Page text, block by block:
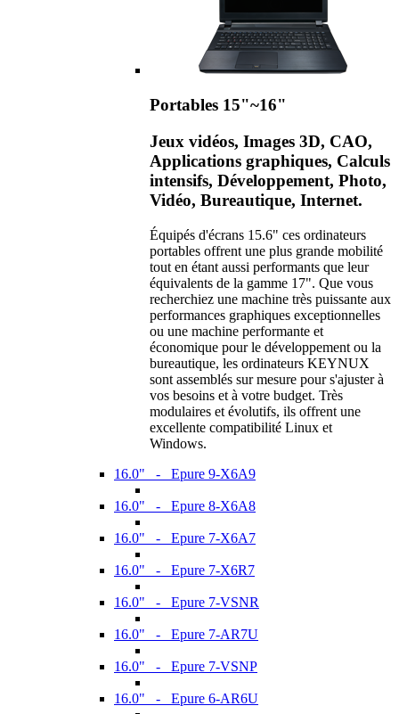
Portables 15"~16"
Jeux vidéos, Images 3D, CAO,
Applications graphiques, Calculs
intensifs, Développement, Photo,
Vidéo, Bureautique, Internet.
Équipés d'écrans 15.6" ces ordinateurs
portables offrent une plus grande mobilité
tout en étant aussi performants que leur
équivalents de la gamme 17". Que vous
recherchiez une machine très puissante aux
performances graphiques exceptionnelles
ou une machine performante et
économique pour le développement ou la
bureautique, les ordinateurs KEYNUX
sont assemblés sur mesure pour s'ajuster à
vos besoins et à votre budget. Très
modulaires et évolutifs, ils offrent une
excellente compatibilité Linux et
Windows.
16.0" - Epure 9-X6A9
16.0" - Epure 8-X6A8
16.0" - Epure 7-X6A7
16.0" - Epure 7-X6R7
16.0" - Epure 7-VSNR
16.0" - Epure 7-AR7U
16.0" - Epure 7-VSNP
16.0" - Epure 6-AR6U